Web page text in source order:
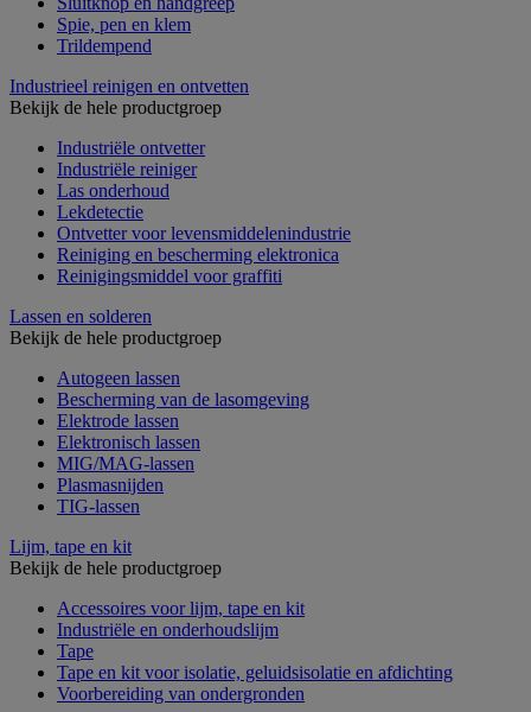
Spie, pen en klem
Trildempend
Industrieel reinigen en ontvetten
Bekijk de hele productgroep
Industriële ontvetter
Industriële reiniger
Las onderhoud
Lekdetectie
Ontvetter voor levensmiddelenindustrie
Reiniging en bescherming elektronica
Reinigingsmiddel voor graffiti
Lassen en solderen
Bekijk de hele productgroep
Autogeen lassen
Bescherming van de lasomgeving
Elektrode lassen
Elektronisch lassen
MIG/MAG-lassen
Plasmasnijden
TIG-lassen
Lijm, tape en kit
Bekijk de hele productgroep
Accessoires voor lijm, tape en kit
Industriële en onderhoudslijm
Tape
Tape en kit voor isolatie, geluidsisolatie en afdichting
Voorbereiding van ondergronden